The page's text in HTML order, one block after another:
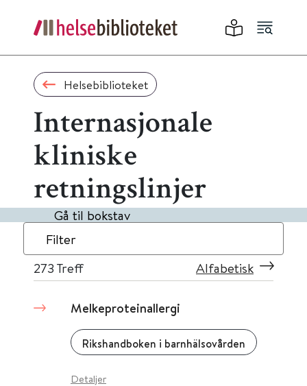
Helsebiblioteket
Internasjonale
kliniske
retningslinjer
Gå til bokstav
Filter
273 Treff Alfabetisk
Melkeproteinallergi
Rikshandboken i barnhälsovården
Detaljer